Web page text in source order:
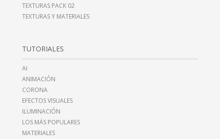
TEXTURAS PACK 02
TEXTURAS Y MATERIALES
TUTORIALES
AI
ANIMACIÓN
CORONA
EFECTOS VISUALES
ILUMINACIÓN
LOS MÁS POPULARES
MATERIALES